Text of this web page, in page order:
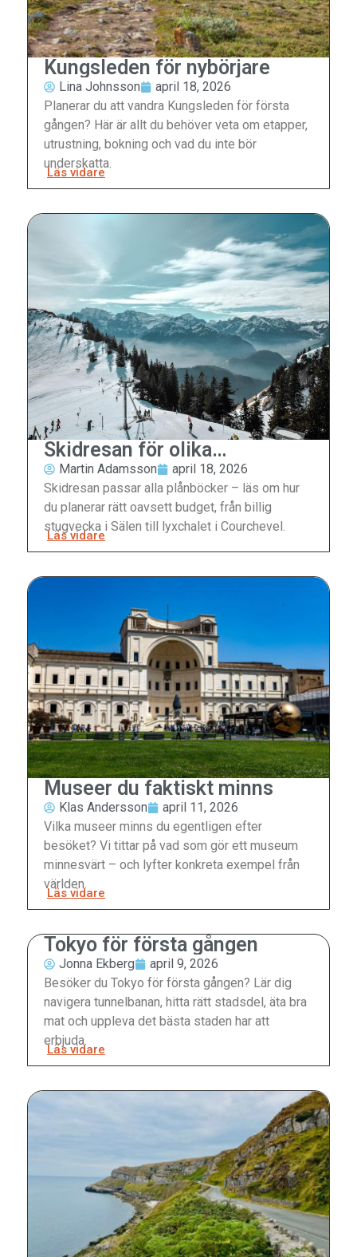
Kungsleden för nybörjare
Lina Johnsson
april 18, 2026
Planerar du att vandra Kungsleden för första
gången? Här är allt du behöver veta om etapper,
utrustning, bokning och vad du inte bör
underskatta.
Läs vidare
Skidresan för olika
plånböcker
Martin Adamsson
april 18, 2026
Skidresan passar alla plånböcker – läs om hur
du planerar rätt oavsett budget, från billig
stugvecka i Sälen till lyxchalet i Courchevel.
Läs vidare
Museer du faktiskt minns
Klas Andersson
april 11, 2026
Vilka museer minns du egentligen efter
besöket? Vi tittar på vad som gör ett museum
minnesvärt – och lyfter konkreta exempel från
världen.
Läs vidare
Tokyo för första gången
Jonna Ekberg
april 9, 2026
Besöker du Tokyo för första gången? Lär dig
navigera tunnelbanan, hitta rätt stadsdel, äta bra
mat och uppleva det bästa staden har att
erbjuda.
Läs vidare